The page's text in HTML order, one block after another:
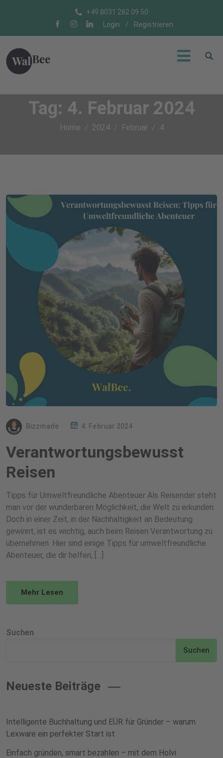
+49 8031 282 09 50
Login
/ Registrieren
Tag: 4. Februar 2024
Home 2024 Februar 4
Bizzmade 4. Februar 2024
Verantwortungsbewusst
Reisen
Tipps für Umweltfreundliche Abenteuer Als Reisender steht
man vor der wunderbaren Möglichkeit, die Welt zu erkunden.
Doch in einer Zeit, in der Nachhaltigkeit an Bedeutung
gewinnt, ist es wichtig, auch beim Reisen Verantwortung zu
übernehmen. Hier sind einige Tipps für umweltfreundliche
Abenteuer, die dir helfen, […]
Mehr Lesen
Suchen
Suchen
Neueste Beiträge
Intelligente Buchhaltung und EÜR für Gründer – warum
Lexware ein perfekter Start ist
Einfach gründen, smart bezahlen – mit dem Holvi